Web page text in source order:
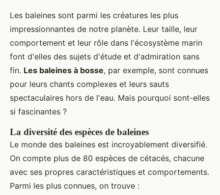
Les baleines sont parmi les créatures les plus
impressionnantes de notre planète. Leur taille, leur
comportement et leur rôle dans l'écosystème marin
font d'elles des sujets d'étude et d'admiration sans
fin. Les baleines à bosse, par exemple, sont connues
pour leurs chants complexes et leurs sauts
spectaculaires hors de l'eau. Mais pourquoi sont-elles
si fascinantes ?
La diversité des espèces de baleines
Le monde des baleines est incroyablement diversifié.
On compte plus de 80 espèces de cétacés, chacune
avec ses propres caractéristiques et comportements.
Parmi les plus connues, on trouve :